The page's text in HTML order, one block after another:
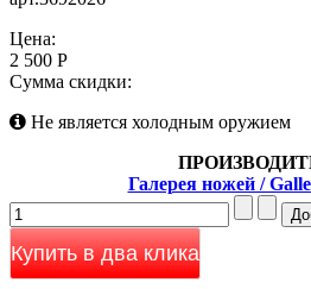
Цена:
2 500 Р
Сумма скидки:
Не является холодным оружием
Галерея ножей /
Купить в два клика